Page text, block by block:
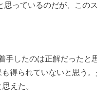
っているのだが、この
手したのは正解だったと
得られていないと思う
えた。